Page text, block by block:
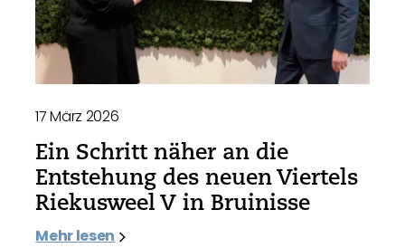
17 März 2026
Ein Schritt näher an die
Entstehung des neuen Viertels
Riekusweel V in Bruinisse
Mehr lesen